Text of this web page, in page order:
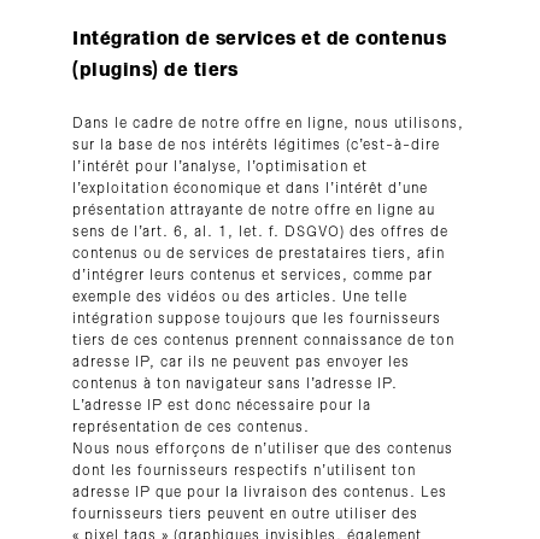
Intégration de services et de contenus
(plugins) de tiers
Dans le cadre de notre offre en ligne, nous utilisons,
sur la base de nos intérêts légitimes (c’est-à-dire
l’intérêt pour l’analyse, l’optimisation et
l’exploitation économique et dans l’intérêt d’une
présentation attrayante de notre offre en ligne au
sens de l’art. 6, al. 1, let. f. DSGVO) des offres de
contenus ou de services de prestataires tiers, afin
d’intégrer leurs contenus et services, comme par
exemple des vidéos ou des articles. Une telle
intégration suppose toujours que les fournisseurs
tiers de ces contenus prennent connaissance de ton
adresse IP, car ils ne peuvent pas envoyer les
contenus à ton navigateur sans l’adresse IP.
L’adresse IP est donc nécessaire pour la
représentation de ces contenus.
Nous nous efforçons de n’utiliser que des contenus
dont les fournisseurs respectifs n’utilisent ton
adresse IP que pour la livraison des contenus. Les
fournisseurs tiers peuvent en outre utiliser des